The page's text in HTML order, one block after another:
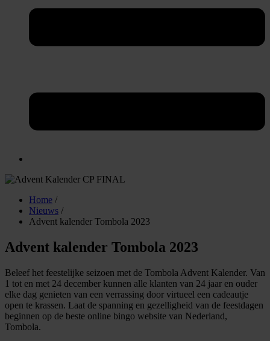
Home /
Nieuws /
Advent kalender Tombola 2023
Advent kalender Tombola 2023
Beleef het feestelijke seizoen met de Tombola Advent Kalender. Van
1 tot en met 24 december kunnen alle klanten van 24 jaar en ouder
elke dag genieten van een verrassing door virtueel een cadeautje
open te krassen. Laat de spanning en gezelligheid van de feestdagen
beginnen op de beste online bingo website van Nederland,
Tombola.